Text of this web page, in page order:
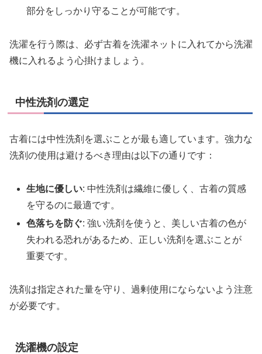
部分をしっかり守ることが可能です。
洗濯を行う際は、必ず古着を洗濯ネットに入れてから洗濯
機に入れるよう心掛けましょう。
中性洗剤の選定
古着には中性洗剤を選ぶことが最も適しています。強力な
洗剤の使用は避けるべき理由は以下の通りです：
生地に優しい: 中性洗剤は繊維に優しく、古着の質感
を守るのに最適です。
色落ちを防ぐ: 強い洗剤を使うと、美しい古着の色が
失われる恐れがあるため、正しい洗剤を選ぶことが
重要です。
洗剤は指定された量を守り、過剰使用にならないよう注意
が必要です。
洗濯機の設定